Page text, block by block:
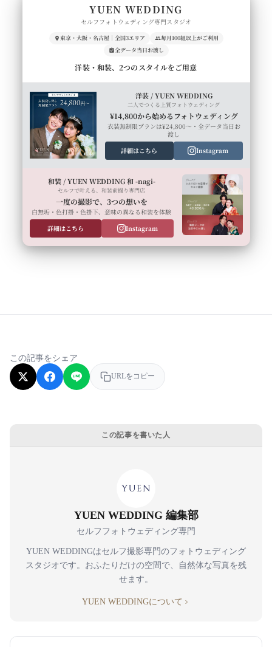
YUEN WEDDING
セルフフォトウェディング専門スタジオ
東京・大阪・名古屋｜全国3エリア
毎月100組以上がご利用
全データ当日お渡し
洋装・和装、2つのスタイルをご用意
洋装 / YUEN WEDDING
二人でつくる上質フォトウェディング
¥14,800から始めるフォトウェディング
衣装無制限プランは¥24,800〜・全データ当日お
渡し
詳細はこちら
Instagram
和装 / YUEN WEDDING 和 -nagi-
セルフで叶える、和装前撮り専門店
一度の撮影で、3つの想いを
白無垢・色打掛・色掛下、意味の異なる和装を体験
詳細はこちら
Instagram
この記事をシェア
URLをコピー
この記事を書いた人
YUEN WEDDING 編集部
セルフフォトウェディング専門
YUEN WEDDINGはセルフ撮影専門のフォトウェディング
スタジオです。おふたりだけの空間で、自然体な写真を残
せます。
YUEN WEDDINGについて